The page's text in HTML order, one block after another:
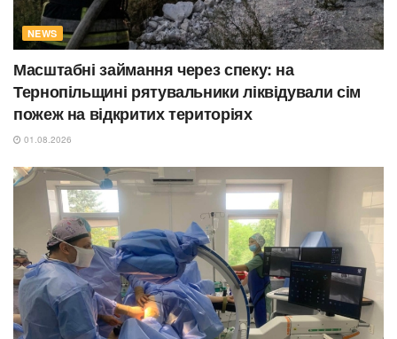
NEWS
Масштабні займання через спеку: на
Тернопільщині рятувальники ліквідували сім
пожеж на відкритих територіях
01.08.2026